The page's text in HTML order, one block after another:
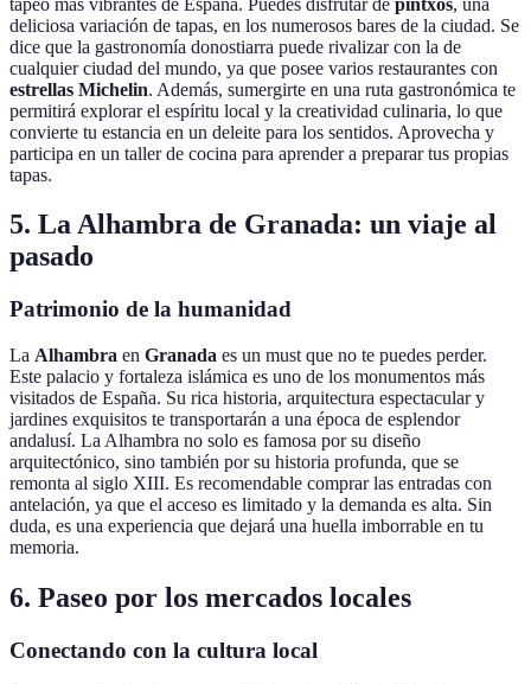
deliciosa variación de tapas, en los numerosos bares de la ciudad. Se
dice que la gastronomía donostiarra puede rivalizar con la de
cualquier ciudad del mundo, ya que posee varios restaurantes con
estrellas Michelin. Además, sumergirte en una ruta gastronómica te
permitirá explorar el espíritu local y la creatividad culinaria, lo que
convierte tu estancia en un deleite para los sentidos. Aprovecha y
participa en un taller de cocina para aprender a preparar tus propias
tapas.
5. La Alhambra de Granada: un viaje al
pasado
Patrimonio de la humanidad
La Alhambra en Granada es un must que no te puedes perder.
Este palacio y fortaleza islámica es uno de los monumentos más
visitados de España. Su rica historia, arquitectura espectacular y
jardines exquisitos te transportarán a una época de esplendor
andalusí. La Alhambra no solo es famosa por su diseño
arquitectónico, sino también por su historia profunda, que se
remonta al siglo XIII. Es recomendable comprar las entradas con
antelación, ya que el acceso es limitado y la demanda es alta. Sin
duda, es una experiencia que dejará una huella imborrable en tu
memoria.
6. Paseo por los mercados locales
Conectando con la cultura local